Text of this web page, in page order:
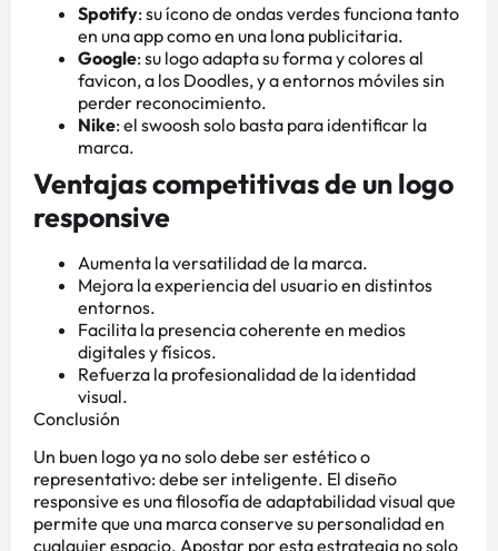
Spotify: su ícono de ondas verdes funciona tanto
en una app como en una lona publicitaria.
Google: su logo adapta su forma y colores al
favicon, a los Doodles, y a entornos móviles sin
perder reconocimiento.
Nike: el swoosh solo basta para identificar la
marca.
Ventajas competitivas de un logo
responsive
Aumenta la versatilidad de la marca.
Mejora la experiencia del usuario en distintos
entornos.
Facilita la presencia coherente en medios
digitales y físicos.
Refuerza la profesionalidad de la identidad
visual.
Conclusión
Un buen logo ya no solo debe ser estético o
representativo: debe ser inteligente. El diseño
responsive es una filosofía de adaptabilidad visual que
permite que una marca conserve su personalidad en
cualquier espacio. Apostar por esta estrategia no solo